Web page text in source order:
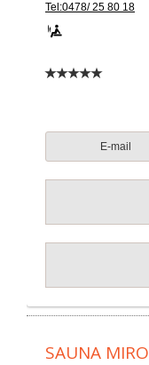
Tel:0478/ 25 80 18
E-mail
SAUNA MIRO